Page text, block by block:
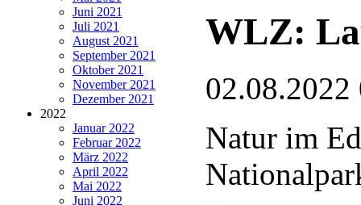
Juni 2021
Juli 2021
August 2021
September 2021
Oktober 2021
November 2021
Dezember 2021
2022
Januar 2022
Februar 2022
März 2022
April 2022
Mai 2022
Juni 2022
WLZ:
02.08.2022
Natur im